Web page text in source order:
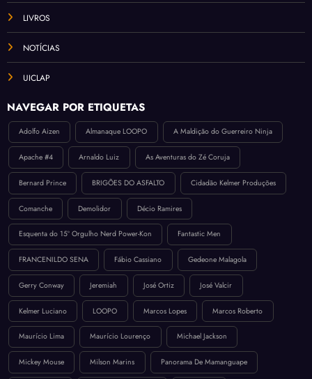
LIVROS
NOTÍCIAS
UICLAP
NAVEGAR POR ETIQUETAS
Adolfo Aizen Almanaque LOOPO A Maldição do Guerreiro Ninja
Apache #4 Arnaldo Luiz As Aventuras do Zé Coruja
Bernard Prince BRIGÕES DO ASFALTO Cidadão Kelmer Produções
Comanche Demolidor Décio Ramires
Esquenta do 15º Orgulho Nerd Power-Kon Fantastic Men
FRANCENILDO SENA Fábio Cassiano Gedeone Malagola
Gerry Conway Jeremiah José Ortiz José Valcir
Kelmer Luciano LOOPO Marcos Lopes Marcos Roberto
Maurício Lima Maurício Lourenço Michael Jackson
Mickey Mouse Milson Marins Panorama De Mamanguape